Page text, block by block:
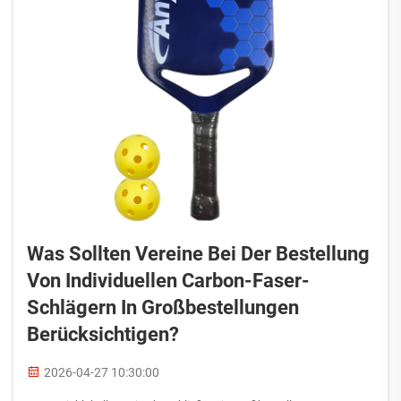
Was Sollten Vereine Bei Der Bestellung
Von Individuellen Carbon-Faser-
Schlägern In Großbestellungen
Berücksichtigen?
2026-04-27 10:30:00